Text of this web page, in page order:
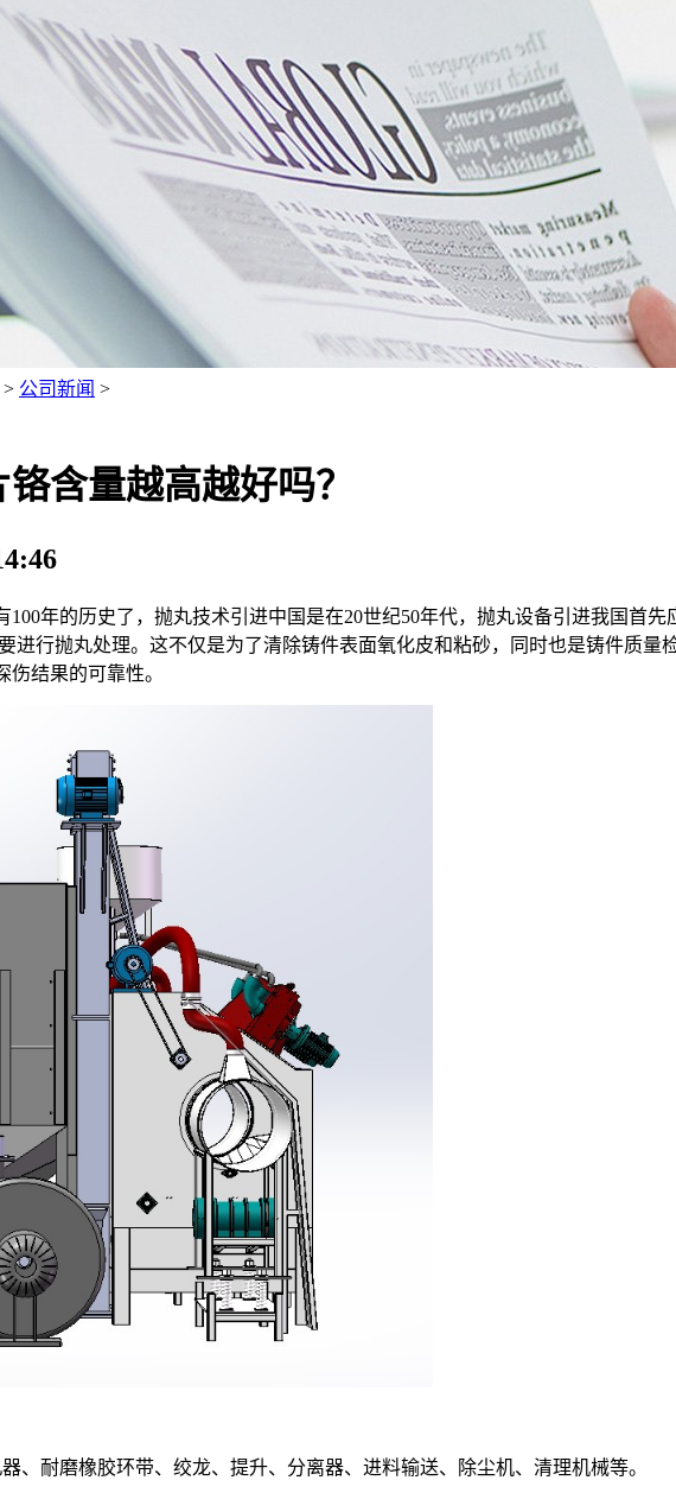
> 公司新闻 >
含量越高越好吗？
年的历史了，抛丸技术引进中国是在20世纪50年代，抛丸设备引进我国首
进行抛丸处理。这不仅是为了清除铸件表面氧化皮和粘砂，同时也是铸件质
结果的可靠性。
耐磨橡胶环带、绞龙、提升、分离器、进料输送、除尘机、清理机械等。